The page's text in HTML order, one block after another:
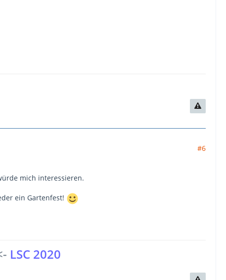
#6
mich interessieren.
ein Gartenfest!
LSC 2020